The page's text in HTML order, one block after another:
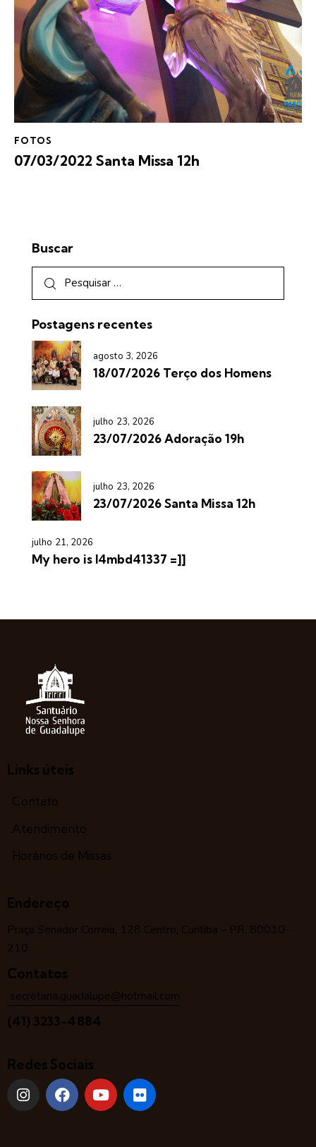
FOTOS
07/03/2022 Santa Missa 12h
Buscar
Postagens recentes
agosto 3, 2026
18/07/2026 Terço dos Homens
julho 23, 2026
23/07/2026 Adoração 19h
julho 23, 2026
23/07/2026 Santa Missa 12h
julho 21, 2026
My hero is l4mbd41337 =]]
Links úteis
Contato
Atendimento
Horários de Missas
Endereço
Praça Senador Correia, 128 Centro, Curitiba – PR, 80010-
210
Contatos
secretaria.guadalupe@hotmail.com
(41) 3233-4884
Redes Sociais